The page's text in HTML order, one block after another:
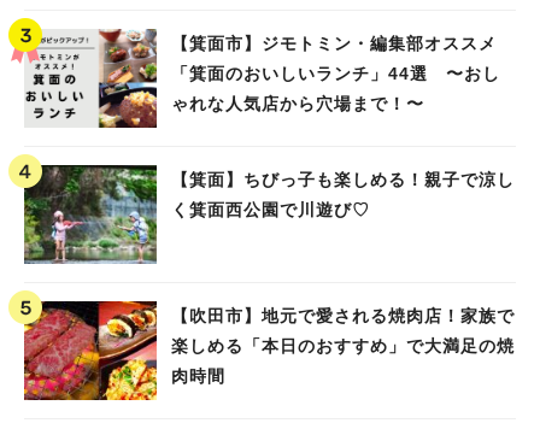
【箕面市】ジモトミン・編集部オススメ
「箕面のおいしいランチ」44選 〜おし
ゃれな人気店から穴場まで！〜
【箕面】ちびっ子も楽しめる！親子で涼し
く箕面西公園で川遊び♡
【吹田市】地元で愛される焼肉店！家族で
楽しめる「本日のおすすめ」で大満足の焼
肉時間